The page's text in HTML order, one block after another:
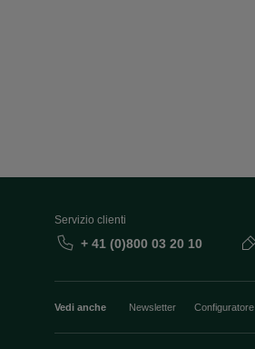
Servizio clienti
+ 41 (0)800 03 20 10
Vedi anche Newsletter Configuratore